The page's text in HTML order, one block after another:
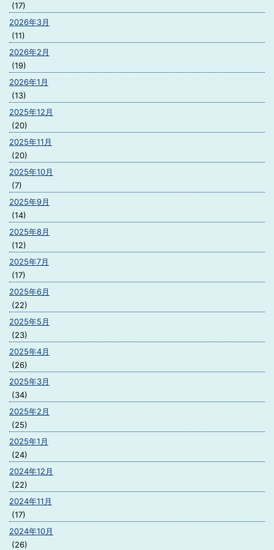
(17)
2026年3月
(11)
2026年2月
(19)
2026年1月
(13)
2025年12月
(20)
2025年11月
(20)
2025年10月
(7)
2025年9月
(14)
2025年8月
(12)
2025年7月
(17)
2025年6月
(22)
2025年5月
(23)
2025年4月
(26)
2025年3月
(34)
2025年2月
(25)
2025年1月
(24)
2024年12月
(22)
2024年11月
(17)
2024年10月
(26)